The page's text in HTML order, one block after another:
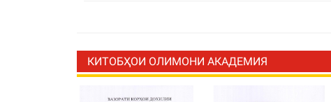
КИТОБҲОИ ОЛИМОНИ АКАДЕМИЯ